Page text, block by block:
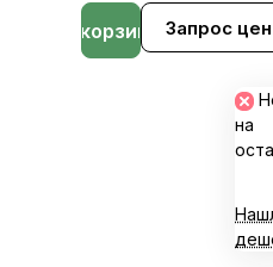
Запрос
В корзине
на